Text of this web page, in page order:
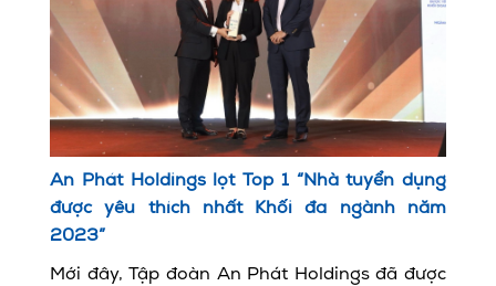
An Phát Holdings lọt Top 1 “Nhà tuyển dụng
được yêu thích nhất Khối đa ngành năm
2023”
Mới đây, Tập đoàn An Phát Holdings đã được